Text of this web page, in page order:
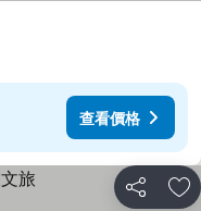
查看價格
分享 加